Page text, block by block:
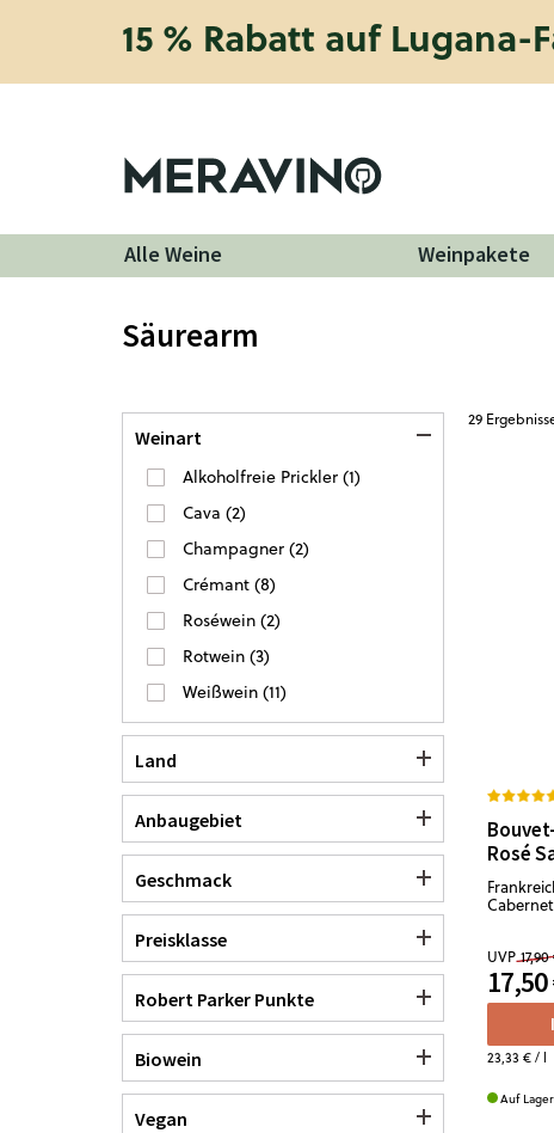
15 % Rabatt auf Lugana-
Alle Weine Weinpakete
Säurearm
29
Rosé
UVP
17,50
23,33 €/ l
Auf
Weinart
Alkoholfreie Prickler (1)
Cava (2)
Champagner (2)
Crémant (8)
Roséwein (2)
Rotwein (3)
Weißwein (11)
Land
Anbaugebiet
Geschmack
Preisklasse
Robert Parker Punkte
Biowein
Vegan